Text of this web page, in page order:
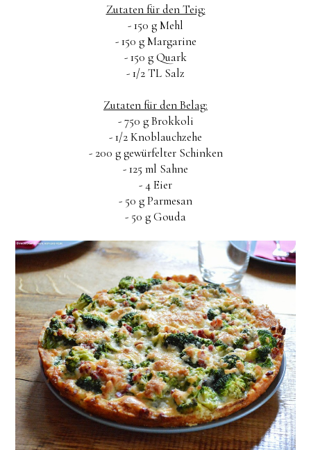
Zutaten für den Teig:
- 150 g Mehl
- 150 g Margarine
- 150 g Quark
- 1/2 TL Salz
Zutaten für den Belag:
- 750 g Brokkoli
- 1/2 Knoblauchzehe
- 200 g gewürfelter Schinken
- 125 ml Sahne
- 4 Eier
- 50 g Parmesan
- 50 g Gouda